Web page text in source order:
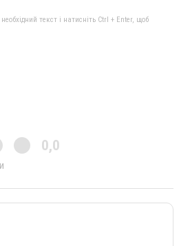
текст і натисніть Ctrl + Enter, щоб
0,0